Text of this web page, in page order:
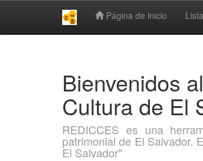
Página de inicio
Bienvenidos
Cultura de El
REDICCES es una
patrimonial de El Salvador.
El Salvador"